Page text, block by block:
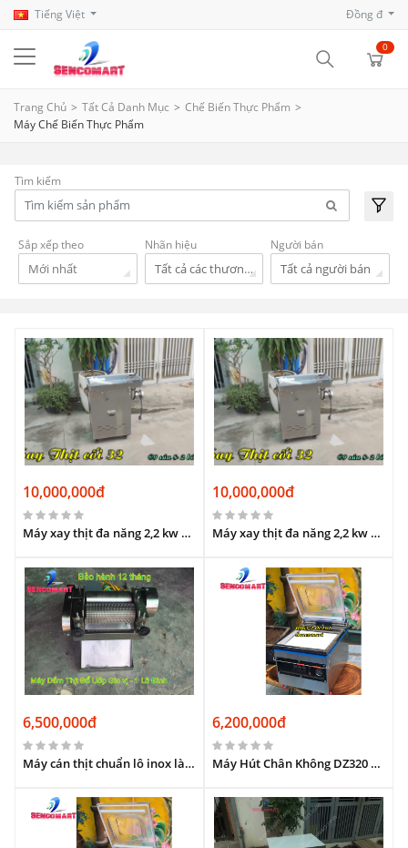
Tiếng Việt Đồng đ
0
Trang Chủ Tất Cả Danh Mục
Chế Biến Thực Phẩm
Máy Chế Biến Thực Phẩm
Tìm kiếm
Sắp xếp theo
Mới nhất
Nhãn hiệu
Tất cả các thương hiệu
Người bán
Tất cả người bán
10,000,000đ
Máy xay thịt đa năng 2,2 kw cối đùn 400kg/h
10,000,000đ
Máy xay thịt đa năng 2,2 kw có bánh xe di chuyển
6,500,000đ
Máy cán thịt chuẩn lô inox làm vân gai, xuyên sâu từng thớ thịt
6,200,000đ
Máy Hút Chân Không DZ320 Loại 2 Thanh Hàn – Hút Kiệt, Hàn Túi Chắc